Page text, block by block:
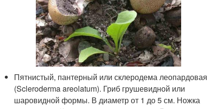
Пятнистый, пантерный или склеродема леопардовая
(Scleroderma areolatum). Гриб грушевидной или
шаровидной формы. В диаметр от 1 до 5 см. Ножка